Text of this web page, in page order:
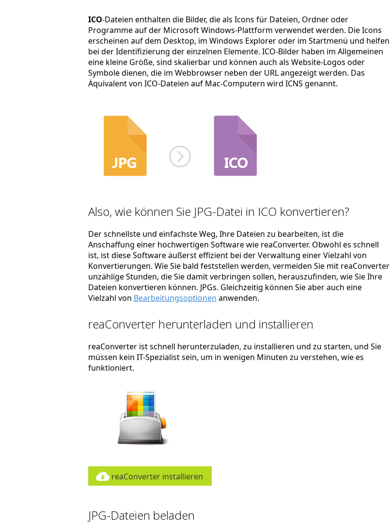
ICO-Dateien enthalten die Bilder, die als Icons für Dateien, Ordner oder
Programme auf der Microsoft Windows-Plattform verwendet werden. Die Icons
erscheinen auf dem Desktop, im Windows Explorer oder im Startmenü und helfen
bei der Identifizierung der einzelnen Elemente. ICO-Bilder haben im Allgemeinen
eine kleine Größe, sind skalierbar und können auch als Website-Logos oder
Symbole dienen, die im Webbrowser neben der URL angezeigt werden. Das
Äquivalent von ICO-Dateien auf Mac-Computern wird ICNS genannt.
Also, wie können Sie JPG-Datei in ICO konvertieren?
Der schnellste und einfachste Weg, Ihre Dateien zu bearbeiten, ist die
Anschaffung einer hochwertigen Software wie reaConverter. Obwohl es schnell
ist, ist diese Software äußerst effizient bei der Verwaltung einer Vielzahl von
Konvertierungen. Wie Sie bald feststellen werden, vermeiden Sie mit reaConverter
unzählige Stunden, die Sie damit verbringen sollen, herauszufinden, wie Sie Ihre
Dateien konvertieren können. JPGs. Gleichzeitig können Sie aber auch eine
Vielzahl von Bearbeitungsoptionen anwenden.
reaConverter herunterladen und installieren
reaConverter ist schnell herunterzuladen, zu installieren und zu starten, und Sie
müssen kein IT-Spezialist sein, um in wenigen Minuten zu verstehen, wie es
funktioniert.
reaConverter installieren
JPG-Dateien beladen